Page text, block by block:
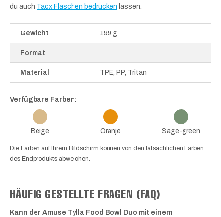
du auch Tacx Flaschen bedrucken lassen.
Gewicht 199 g
Format
Material TPE, PP, Tritan
Verfügbare Farben:
Beige Oranje Sage-green
Die Farben auf Ihrem Bildschirm können von den tatsächlichen Farben
des Endprodukts abweichen.
HÄUFIG GESTELLTE FRAGEN (FAQ)
Kann der Amuse Tylla Food Bowl Duo mit einem